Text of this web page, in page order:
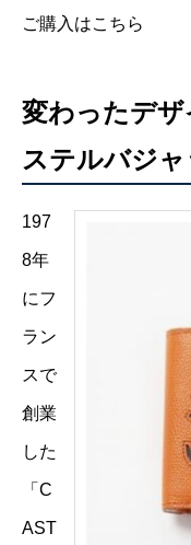
ご購入はこちら
変わったデ
ステルバジャ
197
8年
にフ
ラン
スで
創業
した
「C
AST